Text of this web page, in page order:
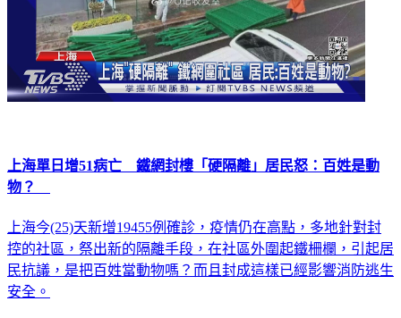
上海單日增51病亡 鐵網封樓「硬隔離」居民怒：百姓是動
物？
上海今(25)天新增19455例確診，疫情仍在高點，多地針對封
控的社區，祭出新的隔離手段，在社區外圍起鐵柵欄，引起居
民抗議，是把百姓當動物嗎？而且封成這樣已經影響消防逃生
安全。